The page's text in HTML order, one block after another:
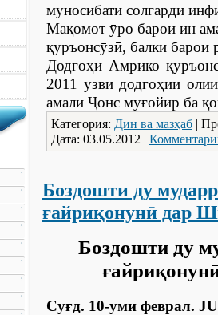
муносибати солгарди
Мақомот ӯро барои ин
қуръонсӯзӣ, балки барои
Додгоҳи Амрико
2011 узви додгоҳии
амали Ҷонс муғойир ба
Категория: Дин ва мазҳаб |
Дата: 03.05.2012 |
Боздошти ду
ғайриқонунӣ дар
Боздошти ду
Суғд. 10-уми феврал.